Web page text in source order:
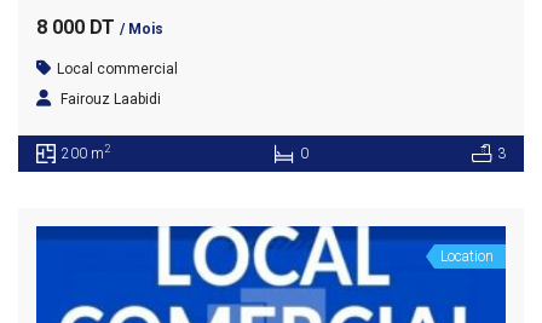
8 000 DT / Mois
Local commercial
Fairouz Laabidi
200 m2 0 3
Location